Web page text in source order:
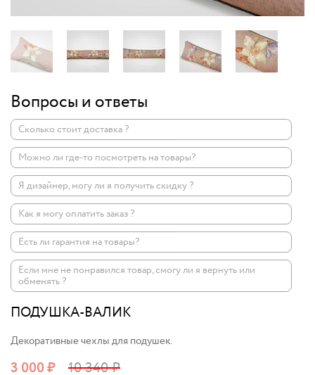
Вопросы и ответы
Сколько стоит доставка ?
Можно ли где-то посмотреть на товары?
Я дизайнер, могу ли я получить скидку ?
Как я могу оплатить заказ ?
Есть ли гарантия на товары?
Если мне не понравился товар, смогу ли я вернуть или
обменять ?
ПОДУШКА-ВАЛИК
Декоративные чехлы для подушек.
3 000₽ 10 340₽